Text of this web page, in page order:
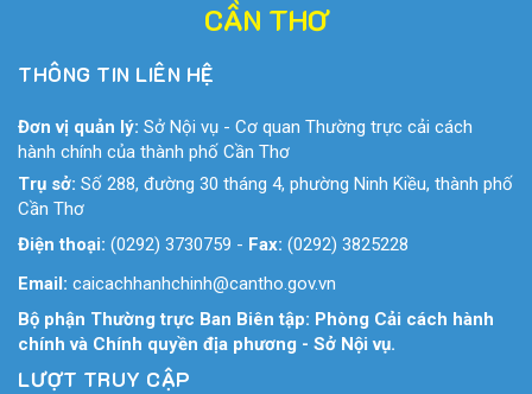
CẦN THƠ
THÔNG TIN LIÊN HỆ
Đơn vị quản lý: Sở Nội vụ - Cơ quan Thường trực cải cách
hành chính của thành phố Cần Thơ
Trụ sở: Số 288, đường 30 tháng 4, phường Ninh Kiều, thành phố
Cần Thơ
Điện thoại: (0292) 3730759 - Fax: (0292) 3825228
Email: caicachhanhchinh@cantho.gov.vn
Bộ phận Thường trực Ban Biên tập: Phòng Cải cách hành
chính và Chính quyền địa phương - Sở Nội vụ.
LƯỢT TRUY CẬP